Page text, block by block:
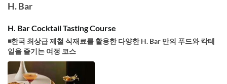
H. Bar
H. Bar Cocktail Tasting Course
◾한국 최상급 제철 식재료를 활용한 다양한 H. Bar 만의 푸드와 칵테
일을 즐기는 여정 코스